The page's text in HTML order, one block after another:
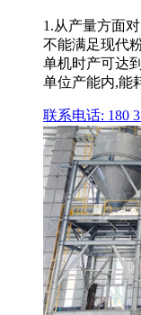
1.从产量方面
不能满足现代
单机时产可达
单位产能内,能
联系电话: 180